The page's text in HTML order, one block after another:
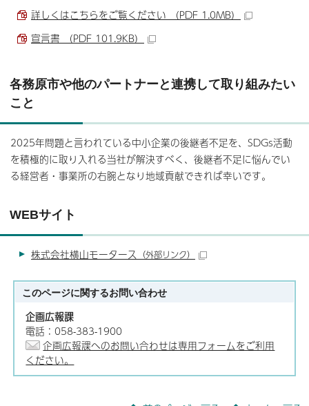
詳しくはこちらをご覧ください （PDF 1.0MB）
宣言書 （PDF 101.9KB）
各務原市や他のパートナーと連携して取り組みたい
こと
2025年問題と言われている中小企業の後継者不足を、SDGs活動
を積極的に取り入れる当社が解決すべく、後継者不足に悩んでい
る経営者・事業所の右腕となり地域貢献できれば幸いです。
WEBサイト
株式会社横山モータース （外部リンク）
このページに関するお問い合わせ
企画広報課
電話：058-383-1900
企画広報課へのお問い合わせは専用フォームをご利用
ください。